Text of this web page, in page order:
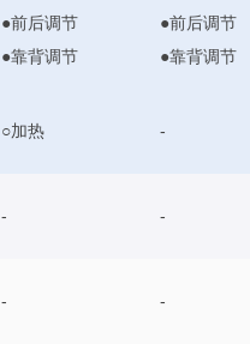
●前后调节
●靠背调节
●前后调节
●靠背调节
○加热 -
- -
- -